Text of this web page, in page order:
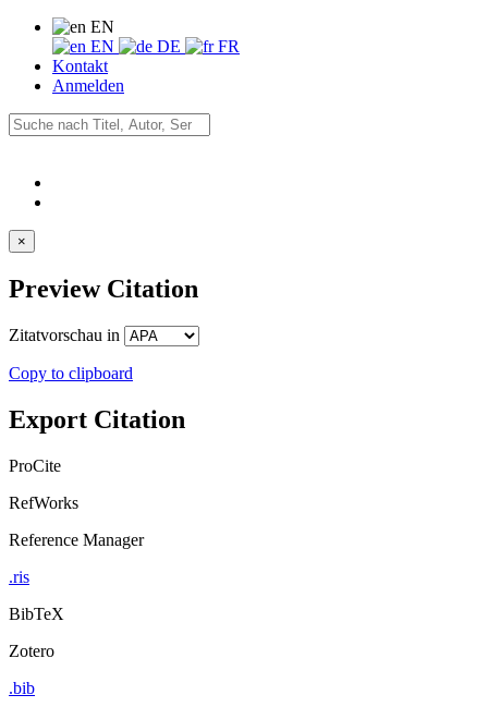
EN
EN
DE
FR
Kontakt
Anmelden
×
Preview Citation
Zitatvorschau in
Copy to clipboard
Export Citation
ProCite
RefWorks
Reference Manager
.ris
BibTeX
Zotero
.bib